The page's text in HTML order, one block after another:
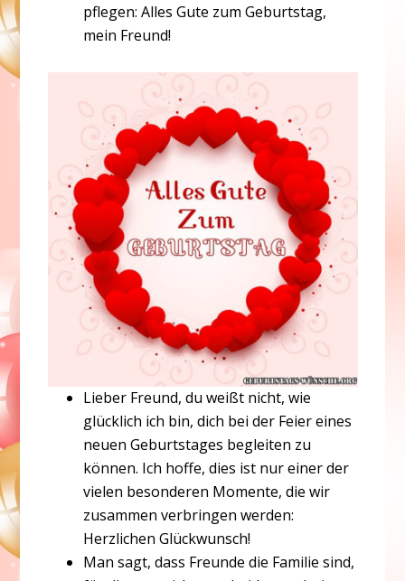
pflegen: Alles Gute zum Geburtstag,
mein Freund!
Lieber Freund, du weißt nicht, wie
glücklich ich bin, dich bei der Feier eines
neuen Geburtstages begleiten zu
können. Ich hoffe, dies ist nur einer der
vielen besonderen Momente, die wir
zusammen verbringen werden:
Herzlichen Glückwunsch!
Man sagt, dass Freunde die Familie sind,